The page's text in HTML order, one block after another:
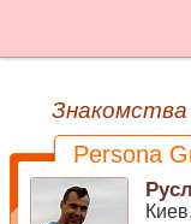
Persona